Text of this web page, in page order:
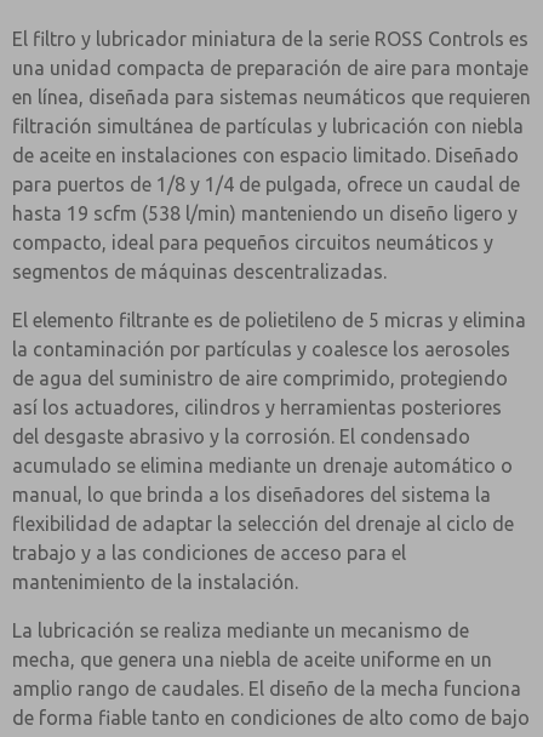
El filtro y lubricador miniatura de la serie ROSS Controls es
una unidad compacta de preparación de aire para montaje
en línea, diseñada para sistemas neumáticos que requieren
filtración simultánea de partículas y lubricación con niebla
de aceite en instalaciones con espacio limitado. Diseñado
para puertos de 1/8 y 1/4 de pulgada, ofrece un caudal de
hasta 19 scfm (538 l/min) manteniendo un diseño ligero y
compacto, ideal para pequeños circuitos neumáticos y
segmentos de máquinas descentralizadas.
El elemento filtrante es de polietileno de 5 micras y elimina
la contaminación por partículas y coalesce los aerosoles
de agua del suministro de aire comprimido, protegiendo
así los actuadores, cilindros y herramientas posteriores
del desgaste abrasivo y la corrosión. El condensado
acumulado se elimina mediante un drenaje automático o
manual, lo que brinda a los diseñadores del sistema la
flexibilidad de adaptar la selección del drenaje al ciclo de
trabajo y a las condiciones de acceso para el
mantenimiento de la instalación.
La lubricación se realiza mediante un mecanismo de
mecha, que genera una niebla de aceite uniforme en un
amplio rango de caudales. El diseño de la mecha funciona
de forma fiable tanto en condiciones de alto como de bajo